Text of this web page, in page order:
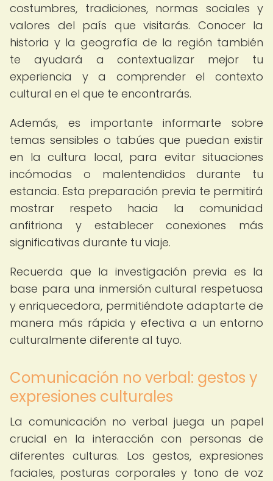
costumbres, tradiciones, normas sociales y
valores del país que visitarás. Conocer la
historia y la geografía de la región también
te ayudará a contextualizar mejor tu
experiencia y a comprender el contexto
cultural en el que te encontrarás.
Además, es importante informarte sobre
temas sensibles o tabúes que puedan existir
en la cultura local, para evitar situaciones
incómodas o malentendidos durante tu
estancia. Esta preparación previa te permitirá
mostrar respeto hacia la comunidad
anfitriona y establecer conexiones más
significativas durante tu viaje.
Recuerda que la investigación previa es la
base para una inmersión cultural respetuosa
y enriquecedora, permitiéndote adaptarte de
manera más rápida y efectiva a un entorno
culturalmente diferente al tuyo.
Comunicación no verbal: gestos y
expresiones culturales
La comunicación no verbal juega un papel
crucial en la interacción con personas de
diferentes culturas. Los gestos, expresiones
faciales, posturas corporales y tono de voz